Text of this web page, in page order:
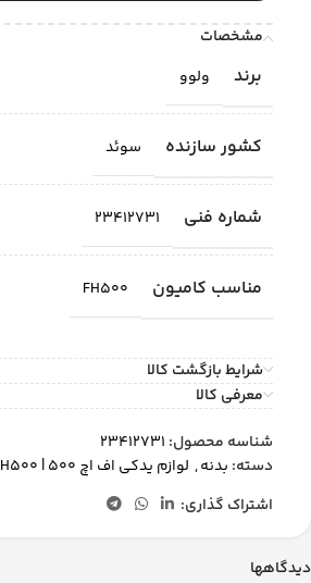
مشخصات
برند ولوو
کشور سازنده سوئد
شماره فنی 23412731
مناسب کامیون FH500
شرایط بازگشت کالا
معرفی کالا
شناسه محصول: 23412731
دسته: بدنه, لوازم یدکی اف اچ 500 | FH500
اشتراک گذاری:
دیدگاهها